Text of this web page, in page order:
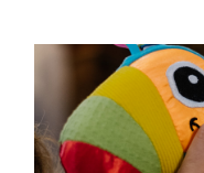
O MNIE
BLOG